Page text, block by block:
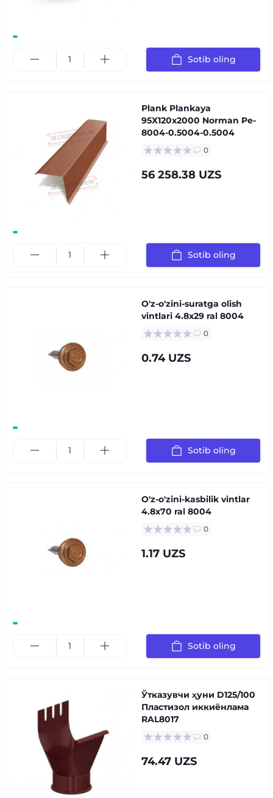
Sotib oling
Plank Plankaya
95X120x2000 Norman Pe-
8004-0.5004-0.5004
0
56 258.38 UZS
Sotib oling
O'z-o'zini-suratga olish
vintlari 4.8x29 ral 8004
0
0.74 UZS
Sotib oling
O'z-o'zini-kasbilik vintlar
4.8x70 ral 8004
0
1.17 UZS
Sotib oling
Ўтказувчи ҳуни D125/100
Пластизол иккиёнлама
RAL8017
0
74.47 UZS